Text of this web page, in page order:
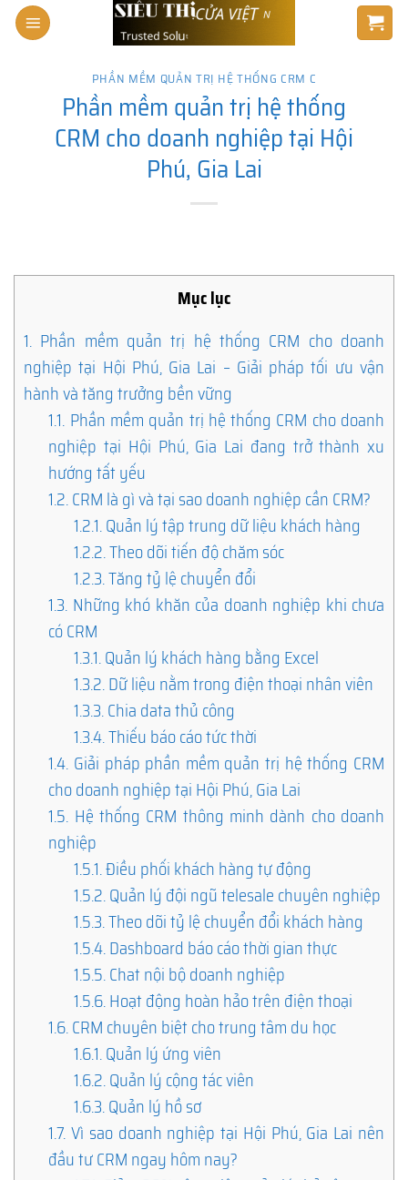
Skip
PHẦN MỀM QUẢN TRỊ HỆ THỐNG CRM C
Phần mềm quản trị hệ thống
CRM cho doanh nghiệp tại Hội
Phú, Gia Lai
Mục lục
1. Phần mềm quản trị hệ thống CRM cho doanh
nghiệp tại Hội Phú, Gia Lai – Giải pháp tối ưu vận
hành và tăng trưởng bền vững
1.1. Phần mềm quản trị hệ thống CRM cho doanh
nghiệp tại Hội Phú, Gia Lai đang trở thành xu
hướng tất yếu
1.2.CRM là gì và tại sao doanh nghiệp cần CRM?
1.2.1.Quản lý tập trung dữ liệu khách hàng
1.2.2.Theo dõi tiến độ chăm sóc
1.2.3.Tăng tỷ lệ chuyển đổi
1.3. Những khó khăn của doanh nghiệp khi chưa
có CRM
1.3.1.Quản lý khách hàng bằng Excel
1.3.2.Dữ liệu nằm trong điện thoại nhân viên
1.3.3.Chia data thủ công
1.3.4.Thiếu báo cáo tức thời
1.4. Giải pháp phần mềm quản trị hệ thống CRM
cho doanh nghiệp tại Hội Phú, Gia Lai
1.5. Hệ thống CRM thông minh dành cho doanh
nghiệp
1.5.1.Điều phối khách hàng tự động
1.5.2.Quản lý đội ngũ telesale chuyên nghiệp
1.5.3.Theo dõi tỷ lệ chuyển đổi khách hàng
1.5.4.Dashboard báo cáo thời gian thực
1.5.5.Chat nội bộ doanh nghiệp
1.5.6.Hoạt động hoàn hảo trên điện thoại
1.6.CRM chuyên biệt cho trung tâm du học
1.6.1.Quản lý ứng viên
1.6.2.Quản lý cộng tác viên
1.6.3.Quản lý hồ sơ
1.7. Vì sao doanh nghiệp tại Hội Phú, Gia Lai nên
đầu tư CRM ngay hôm nay?